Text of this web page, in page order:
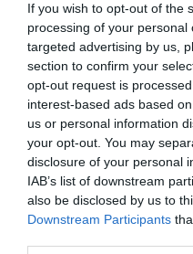
If you wish to opt-out of the
processing of your
targeted advertising by us,
section to confirm your
opt-out request is
interest-based ads based
us or personal information
your opt-out. You may
disclosure of your personal
IAB’s list of downstream
also be disclosed by us to
Downstream Participants
По запросу
открывается панорамный вид.
Отель располагает номерами
для гостей с ограниченными
номерами с отделкой из
По запросу и за
обслуживание в номерах и
Свободные номера:
с двуспальной кроватью,
размещения.
Услуги,